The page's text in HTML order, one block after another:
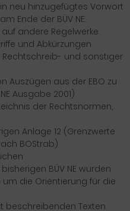
neu hinzugefügtes Vorwort
Ende der BÜV NE.
andere Regelwerke
und Abkürzungen
und sonstiger
Auszügen aus der EBO zu
Ausgabe 2001)
der Rechtsnormen,
Anlage 12 (Grenzwerte
BOStrab)
BÜV NE wurden
die Orientierung für die
beschreibenden Texten